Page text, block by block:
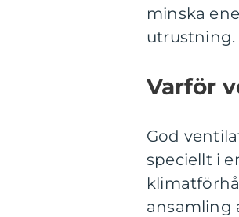
minska
utrustning.
Varför
God
speciellt i
ansamling